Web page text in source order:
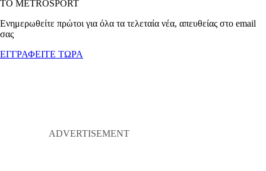
ΤΟ METROSPORT
Ενημερωθείτε πρώτοι για όλα τα τελεταία νέα, απευθείας στο email
σας
ΕΓΓΡΑΦΕΙΤΕ ΤΩΡΑ